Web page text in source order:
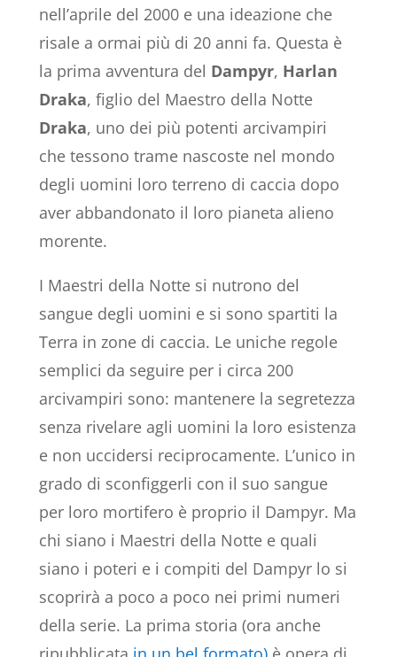
nell’aprile del 2000 e una ideazione che
risale a ormai più di 20 anni fa. Questa è
la prima avventura del Dampyr, Harlan
Draka, figlio del Maestro della Notte
Draka, uno dei più potenti arcivampiri
che tessono trame nascoste nel mondo
degli uomini loro terreno di caccia dopo
aver abbandonato il loro pianeta alieno
morente.
I Maestri della Notte si nutrono del
sangue degli uomini e si sono spartiti la
Terra in zone di caccia. Le uniche regole
semplici da seguire per i circa 200
arcivampiri sono: mantenere la segretezza
senza rivelare agli uomini la loro esistenza
e non uccidersi reciprocamente. L’unico in
grado di sconfiggerli con il suo sangue
per loro mortifero è proprio il Dampyr. Ma
chi siano i Maestri della Notte e quali
siano i poteri e i compiti del Dampyr lo si
scoprirà a poco a poco nei primi numeri
della serie. La prima storia (ora anche